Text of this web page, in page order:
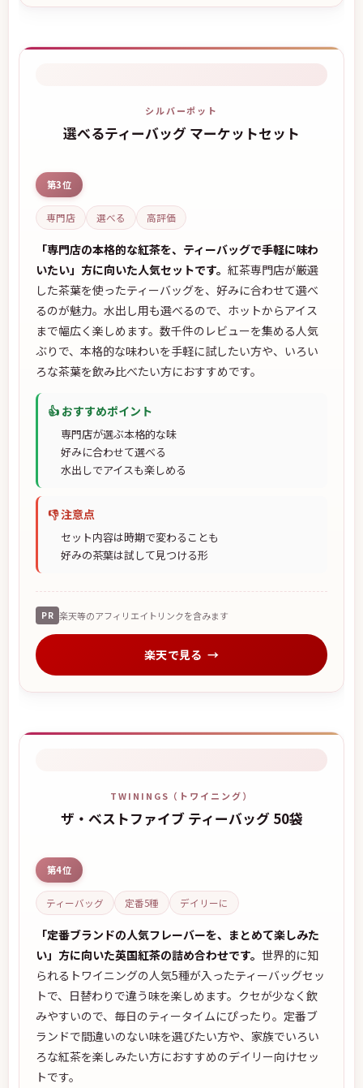
シルバーポット
選べるティーバッグ マーケットセット
第3位
専門店 選べる 高評価
「専門店の本格的な紅茶を、ティーバッグで手軽に味わ
いたい」方に向いた人気セットです。 紅茶専門店が厳選
した茶葉を使ったティーバッグを、好みに合わせて選べ
るのが魅力。水出し用も選べるので、ホットからアイス
まで幅広く楽しめます。数千件のレビューを集める人気
ぶりで、本格的な味わいを手軽に試したい方や、いろい
ろな茶葉を飲み比べたい方におすすめです。
👍 おすすめポイント
専門店が選ぶ本格的な味
好みに合わせて選べる
水出しでアイスも楽しめる
👎 注意点
セット内容は時期で変わることも
好みの茶葉は試して見つける形
PR 楽天等のアフィリエイトリンクを含みます
楽天で見る
TWININGS（トワイニング）
ザ・ベストファイブ ティーバッグ 50袋
第4位
ティーバッグ 定番5種 デイリーに
「定番ブランドの人気フレーバーを、まとめて楽しみた
い」方に向いた英国紅茶の詰め合わせです。 世界的に知
られるトワイニングの人気5種が入ったティーバッグセッ
トで、日替わりで違う味を楽しめます。クセが少なく飲
みやすいので、毎日のティータイムにぴったり。定番ブ
ランドで間違いのない味を選びたい方や、家族でいろい
ろな紅茶を楽しみたい方におすすめのデイリー向けセッ
トです。